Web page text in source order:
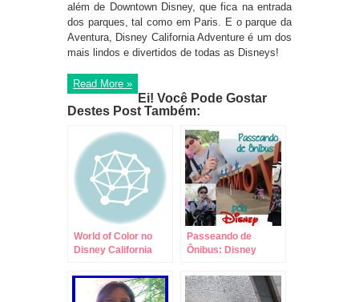
além de Downtown Disney, que fica na entrada
dos parques, tal como em Paris. E o parque da
Aventura, Disney California Adventure é um dos
mais lindos e divertidos de todas as Disneys!
Read More »
Ei! Você Pode Gostar
Destes Post Também:
World of Color no
Disney California
Passeando de
Ônibus: Disney
Resorts Disney!